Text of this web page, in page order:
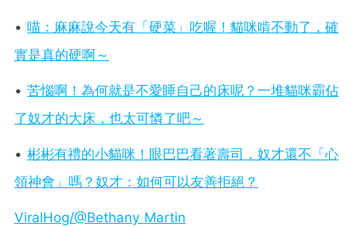
• 喵：麻麻說今天有「硬菜」吃喔！貓咪啃不動了，確
實是真的硬啊～
• 苦惱啊！為何就是不愛睡自己的床呢？一堆貓咪霸佔
了奴才的大床，也太可憐了吧～
• 彬彬有禮的小貓咪！眼巴巴看著壽司，奴才還不「心
領神會」嗎？奴才：如何可以友善拒絕？
ViralHog/@Bethany Martin